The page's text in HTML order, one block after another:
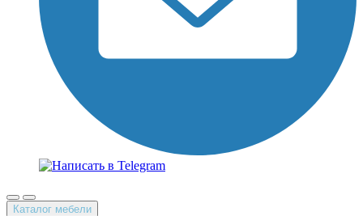
Каталог мебели